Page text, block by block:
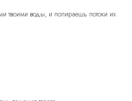
твоими воды, и попираешь потоки их.